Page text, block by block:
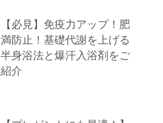
【必見】免疫力アップ！肥
満防止！基礎代謝を上げる
半身浴法と爆汗入浴剤をご
紹介